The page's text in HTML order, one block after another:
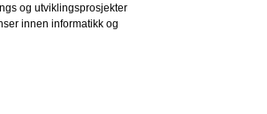
og utviklingsprosjekter
innen informatikk og